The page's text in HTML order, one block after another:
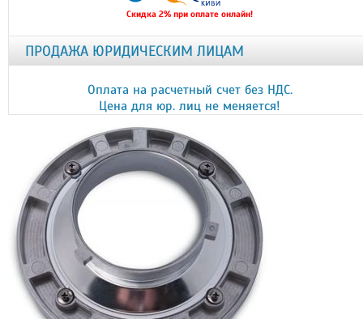
Скидка 2% при оплате онлайн!
ПРОДАЖА ЮРИДИЧЕСКИМ ЛИЦАМ
Оплата на расчетный счет без НДС.
Цена для юр. лиц не меняется!